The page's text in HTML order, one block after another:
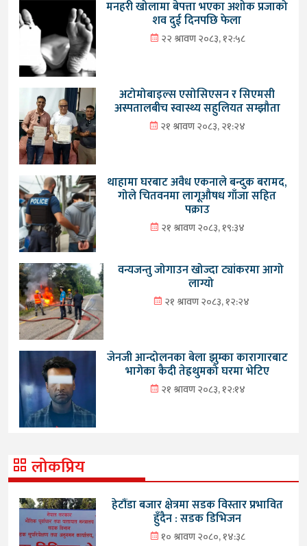
मनहरी खोलामा बेपत्ता भएका अशोक प्रजाको
शव दुई दिनपछि फेला
२२ श्रावण २०८३, १२:५८
अटोमोबाइल्स एसोसिएसन र सिएमसी
अस्पतालबीच स्वास्थ्य सहुलियत सम्झौता
२१ श्रावण २०८३, २१:२४
थाहामा घरबाट अवैध एकनाले बन्दुक बरामद,
गोले चितवनमा लागूऔषध गाँजा सहित
पक्राउ
२१ श्रावण २०८३, १९:३४
वन्यजन्तु जोगाउन खोज्दा ट्यांकरमा आगो
लाग्यो
२१ श्रावण २०८३, १२:२४
जेनजी आन्दोलनका बेला झुम्का कारागारबाट
भागेका कैदी तेह्रथुमको घरमा भेटिए
२१ श्रावण २०८३, १२:१४
लोकप्रिय
हेटौंडा बजार क्षेत्रमा सडक विस्तार प्रभावित
हुँदैन : सडक डिभिजन
१० श्रावण २०८०, १४:३८